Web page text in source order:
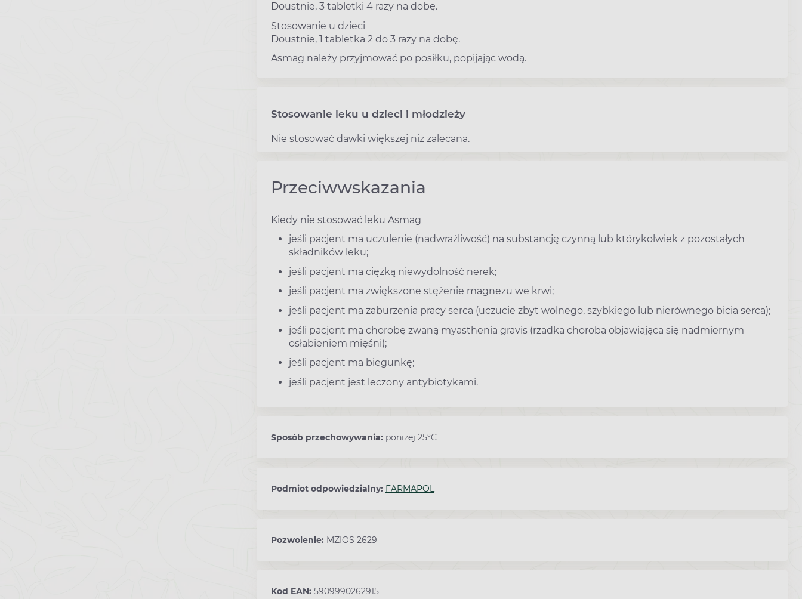
Doustnie, 3 tabletki 4 razy na dobę.
Stosowanie u dzieci
Doustnie, 1 tabletka 2 do 3 razy na dobę.
Asmag należy przyjmować po posiłku, popijając wodą.
Stosowanie leku u dzieci i młodzieży
Nie stosować dawki większej niż zalecana.
Przeciwwskazania
Kiedy nie stosować leku Asmag
jeśli pacjent ma uczulenie (nadwrażliwość) na substancję czynną lub którykolwiek z pozostałych
składników leku;
jeśli pacjent ma ciężką niewydolność nerek;
jeśli pacjent ma zwiększone stężenie magnezu we krwi;
jeśli pacjent ma zaburzenia pracy serca (uczucie zbyt wolnego, szybkiego lub nierównego bicia serca);
jeśli pacjent ma chorobę zwaną myasthenia gravis (rzadka choroba objawiająca się nadmiernym
osłabieniem mięśni);
jeśli pacjent ma biegunkę;
jeśli pacjent jest leczony antybiotykami.
Sposób przechowywania: poniżej 25°C
Podmiot odpowiedzialny: FARMAPOL
Pozwolenie: MZIOS 2629
Kod EAN: 5909990262915